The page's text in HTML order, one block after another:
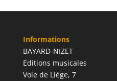
Informations
BAYARD-NIZET
Editions musicales
Voie de Liège, 7